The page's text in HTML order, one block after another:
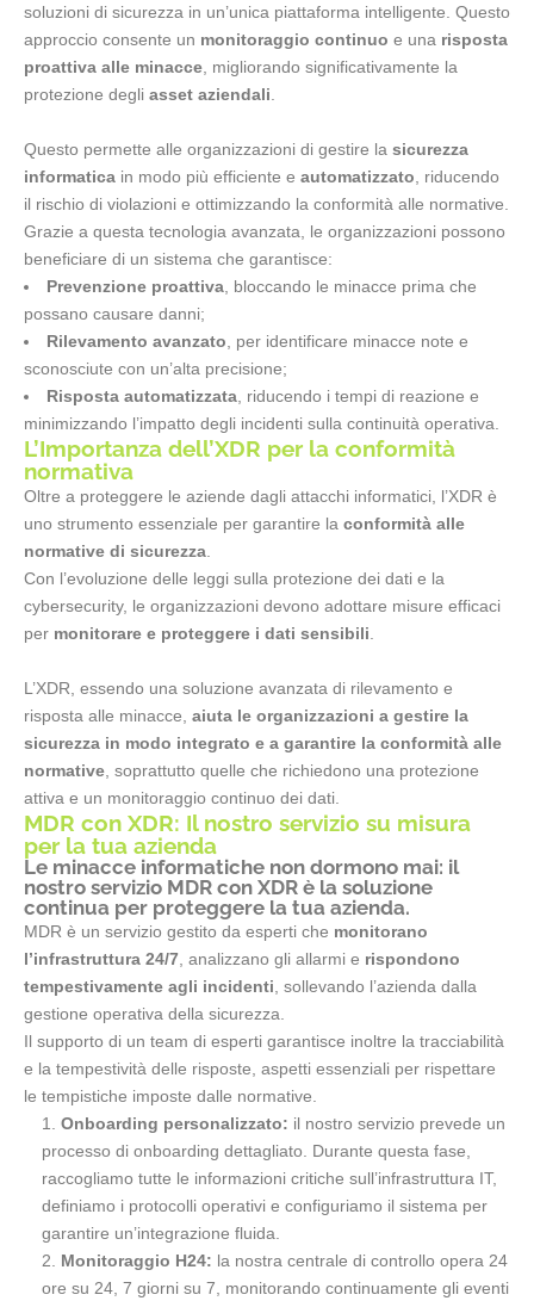
soluzioni di sicurezza in un’unica piattaforma intelligente. Questo
approccio consente un monitoraggio continuo e una risposta
proattiva alle minacce , migliorando significativamente la
protezione degli asset aziendali
Questo permette alle organizzazioni di gestire la sicurezza
informatica in modo più efficiente e automatizzato , riducendo
il rischio di violazioni e ottimizzando la conformità alle normative.
Grazie a questa tecnologia avanzata, le organizzazioni possono
beneficiare di un sistema che garantisce:
Prevenzione proattiva , bloccando le minacce prima che
possano causare danni;
Rilevamento avanzato , per identificare minacce note e
sconosciute con un’alta precisione;
Risposta automatizzata , riducendo i tempi di reazione e
minimizzando l’impatto degli incidenti sulla continuità operativa.
L’Importanza dell’XDR per la conformità
normativa
Oltre a proteggere le aziende dagli attacchi informatici, l’XDR è
uno strumento essenziale per garantire la conformità alle
normative di sicurezza
Con l’evoluzione delle leggi sulla protezione dei dati e la
cybersecurity, le organizzazioni devono adottare misure efficaci
per monitorare e proteggere i dati sensibili
L’XDR, essendo una soluzione avanzata di rilevamento e
risposta alle minacce, aiuta le organizzazioni a gestire la
sicurezza in modo integrato e a garantire la conformità alle
normative , soprattutto quelle che richiedono una protezione
attiva e un monitoraggio continuo dei dati.
MDR con XDR: Il nostro servizio su misura
per la tua azienda
Le minacce informatiche non dormono mai: il
nostro servizio MDR con XDR è la soluzione
continua per proteggere la tua azienda.
MDR è un servizio gestito da esperti che monitorano
l’infrastruttura 24/7 , analizzano gli allarmi e rispondono
tempestivamente agli incidenti , sollevando l’azienda dalla
gestione operativa della sicurezza.
Il supporto di un team di esperti garantisce inoltre la tracciabilità
e la tempestività delle risposte, aspetti essenziali per rispettare
le tempistiche imposte dalle normative.
Onboarding personalizzato: il nostro servizio prevede un
processo di onboarding dettagliato. Durante questa fase,
raccogliamo tutte le informazioni critiche sull’infrastruttura IT,
definiamo i protocolli operativi e configuriamo il sistema per
garantire un’integrazione fluida.
Monitoraggio H24: la nostra centrale di controllo opera 24
ore su 24, 7 giorni su 7, monitorando continuamente gli eventi